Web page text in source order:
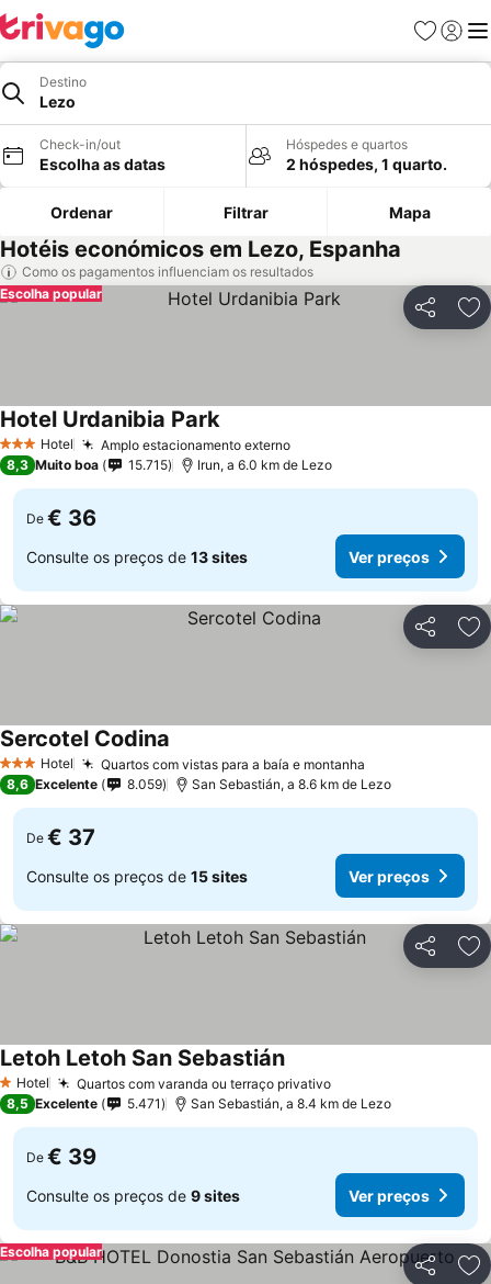
Favoritos
Iniciar
Destino
Lezo
Check-in/out
Escolha as datas
Hóspedes e quartos
2 hóspedes, 1 quarto.
Ordenar Filtrar Mapa
Hotéis económicos em Lezo, Espanha
Como os pagamentos influenciam os resultados
Partilhar
Escolha popular
3 EstrelasHotel Amplo estacionamento externo
Hotel Urdanibia Park
8,3 Muito boa 15.715 Irun, a 6.0 km de Lezo
De € 36
Consulte os preços de 13 sites Ver preços
Partilhar
3 EstrelasHotel Quartos com vistas para a baía e montanha
Sercotel Codina
8,6 Excelente 8.059 San Sebastián, a 8.6 km de Lezo
De € 37
Consulte os preços de 15 sites Ver preços
Partilhar
1 Estrelas
Hotel Quartos com varanda ou terraço privativo
Letoh Letoh San Sebastián
8,5 Excelente 5.471 San Sebastián, a 8.4 km de Lezo
De € 39
Consulte os preços de 9 sites Ver preços
Partilhar
Escolha popular